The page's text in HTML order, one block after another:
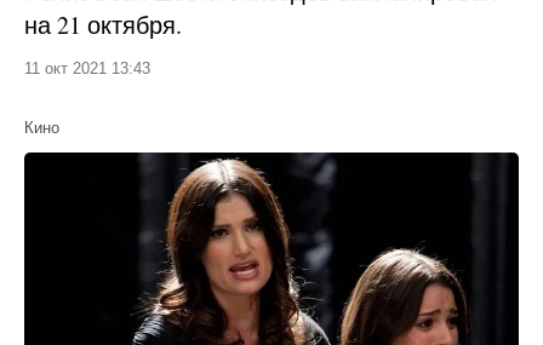
на 21 октября.
11 окт 2021 13:43
Кино